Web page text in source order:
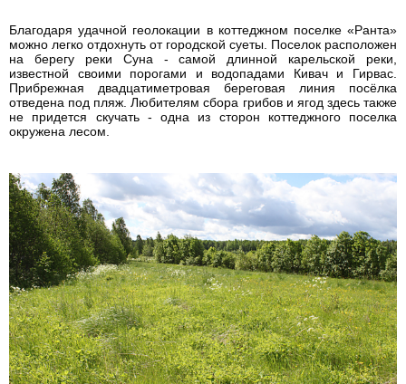
Благодаря удачной геолокации в коттеджном поселке «Ранта»
можно легко отдохнуть от городской суеты. Поселок расположен
на берегу реки Суна - самой длинной карельской реки,
известной своими порогами и водопадами Кивач и Гирвас.
Прибрежная двадцатиметровая береговая линия посёлка
отведена под пляж. Любителям сбора грибов и ягод здесь также
не придется скучать - одна из сторон коттеджного поселка
окружена лесом.